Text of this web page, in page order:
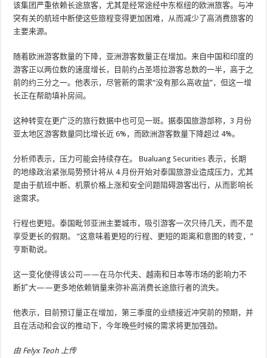
该集团严重依赖长途旅客，尤其是经常途经中东枢纽的欧洲旅客。与冲
突有关的航班中断使这些旅程变得更加困难，从而减少了高消费旅客的
主要来源。
随着欧洲游客数量的下降，亚洲游客数量正在增加。来自中国和印度的
游客正以两位数的速度增长，目前约占圣塔拉游客总数的一半，高于之
前的约三分之一。他表示，尽管新的需求“没有那么高收益”，但这一增
长正在帮助填补房间。
这种转变在更广泛的旅行数据中也可见一斑。据泰国旅游部称，3 月份
亚太地区游客数量同比增长近 6%，而欧洲游客数量下降超过 4%。
分析师表示，压力可能会持续存在。 Bualuang Securities 表示，长期
的地缘政治紧张局势预计将从 4 月份开始对泰国旅游业造成压力，尤其
是由于航班中断、机票价格上涨和安全问题阻碍游客出行，从而影响长
途需求。
行程也更短。泰国毗邻亚洲主要城市，吸引游客一次只待几天，而不是
享受更长的假期。 “这意味着更短的行程、更短的距离和意图的转变，”
亨斯勒说。
这一变化使得该公司——在马尔代夫、越南和日本等市场的影响力不
断扩大——更多地依赖销量来弥补高消费长途旅行者的流失。
他表示，目前预订量正在增加，第三季度的业绩接近冲突前的预期，并
且在活动和会议的推动下，今年晚些时候的需求将更加强劲。
由 Felyx Teoh 上传